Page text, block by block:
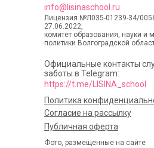
info@lisinaschool.ru
Политика
Согласие на рассылку
Публичная оферта
https://t.me/LISINA_school
Лицензия №Л035-01239-34/
27.06.2022,
комитет образования, науки и
политики Волгоградской
Фото, размещенные на сайте
Официальные контакты
заботы в Telegram: